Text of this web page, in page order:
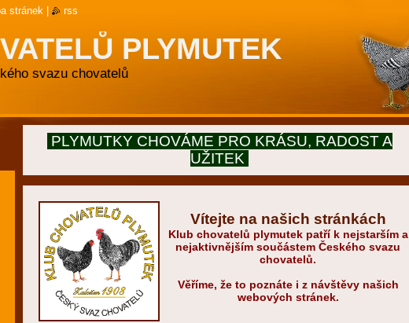
PLYMUTEK
svazu chovatelů
PLYMUTKY CHOVÁME PRO KRÁSU, RADOST A
UŽITEK
Vítejte na našich stránkách
Klub chovatelů plymutek patří k nejstarším a
nejaktivnějším součástem Českého svazu
chovatelů.
Věříme, že to poznáte i z návštěvy našich
webových stránek.
stránek rss